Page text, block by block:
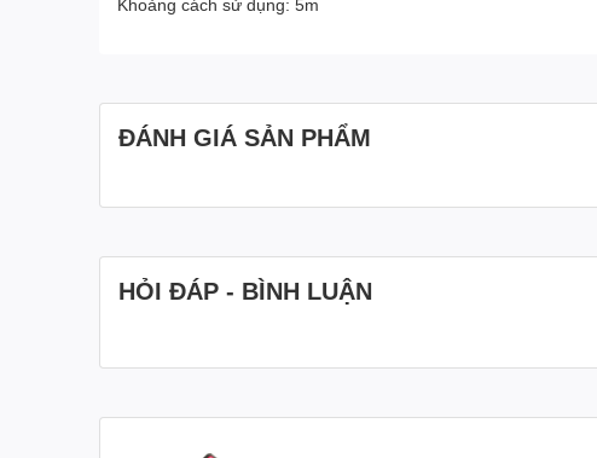
Khoảng cách sử dụng: 5m
ĐÁNH GIÁ SẢN PHẨM
HỎI ĐÁP - BÌNH LUẬN